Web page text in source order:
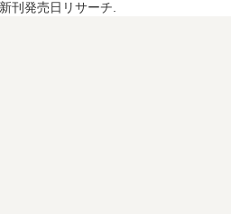
刊発売日リサーチ.